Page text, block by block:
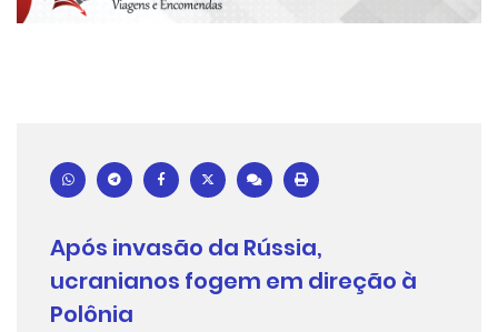
Após invasão da Rússia,
ucranianos fogem em direção à
Polônia